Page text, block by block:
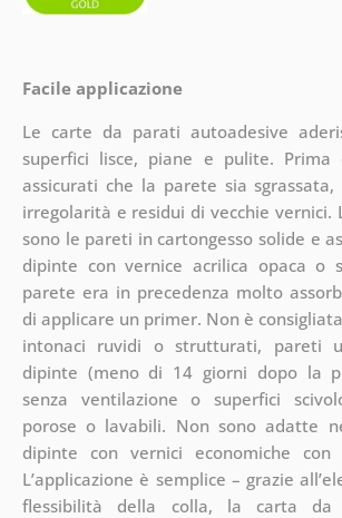
Facile applicazione
Le carte da parati autoadesive
superfici lisce, piane e pulite. Prima
assicurati che la parete sia
irregolarità e residui di vecchie vernici.
sono le pareti in cartongesso solide e
dipinte con vernice acrilica opaca o
parete era in precedenza molto
di applicare un primer. Non è
intonaci ruvidi o strutturati, pareti
dipinte (meno di 14 giorni dopo la
senza ventilazione o superfici
porose o lavabili. Non sono adatte
dipinte con vernici economiche con
L’applicazione è semplice – grazie
flessibilità della colla, la carta da